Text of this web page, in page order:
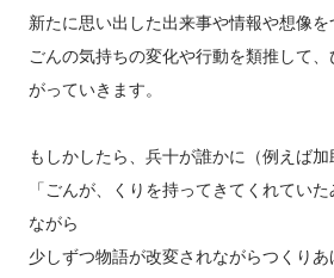
新たに思い出した出来事や情報や想像を
ごんの気持ちの変化や行動を類推して
がっていきます。
もしかしたら、兵十が誰かに（例えば加
「ごんが、くりを持ってきてくれてい
ながら
少しずつ物語が改変されながらつくり